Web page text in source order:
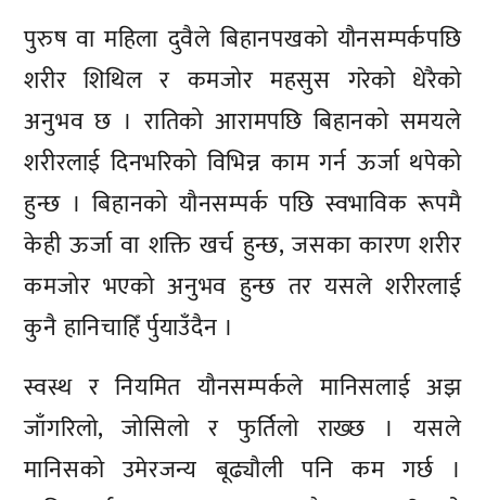
पुरुष वा महिला दुवैले बिहानपखको यौनसम्पर्कपछि
शरीर शिथिल र कमजोर महसुस गरेको धेरैको
अनुभव छ । रातिको आरामपछि बिहानको समयले
शरीरलाई दिनभरिको विभिन्न काम गर्न ऊर्जा थपेको
हुन्छ । बिहानको यौनसम्पर्क पछि स्वभाविक रूपमै
केही ऊर्जा वा शक्ति खर्च हुन्छ, जसका कारण शरीर
कमजोर भएको अनुभव हुन्छ तर यसले शरीरलाई
कुनै हानिचाहिँ र्पुयाउँदैन ।
स्वस्थ र नियमित यौनसम्पर्कले मानिसलाई अझ
जाँगरिलो, जोसिलो र फुर्तिलो राख्छ । यसले
मानिसको उमेरजन्य बूढ्यौली पनि कम गर्छ ।